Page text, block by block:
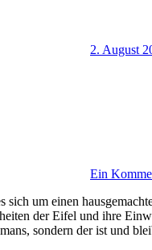
2. August
Ein
sich um einen
der Eifel und ihre
sondern der ist und